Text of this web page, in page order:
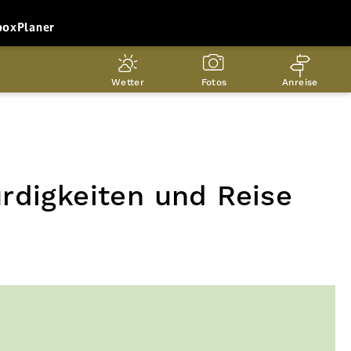
Planer
Wetter Fotos Anreise
und Reise